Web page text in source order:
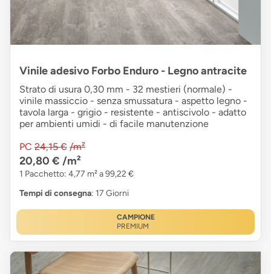
Vinile adesivo Forbo Enduro - Legno antracite
Strato di usura 0,30 mm - 32 mestieri (normale) -
vinile massiccio - senza smussatura - aspetto legno -
tavola larga - grigio - resistente - antiscivolo - adatto
per ambienti umidi - di facile manutenzione
PC 24,15 € /m²
20,80 € /m²
1 Pacchetto: 4,77 m² a 99,22 €
Tempi di consegna: 17 Giorni
CAMPIONE
PREMIUM